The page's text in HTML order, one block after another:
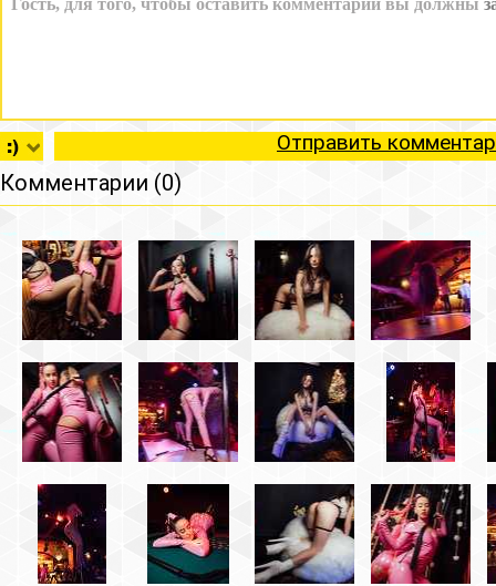
Отправить
Комментарии (0)